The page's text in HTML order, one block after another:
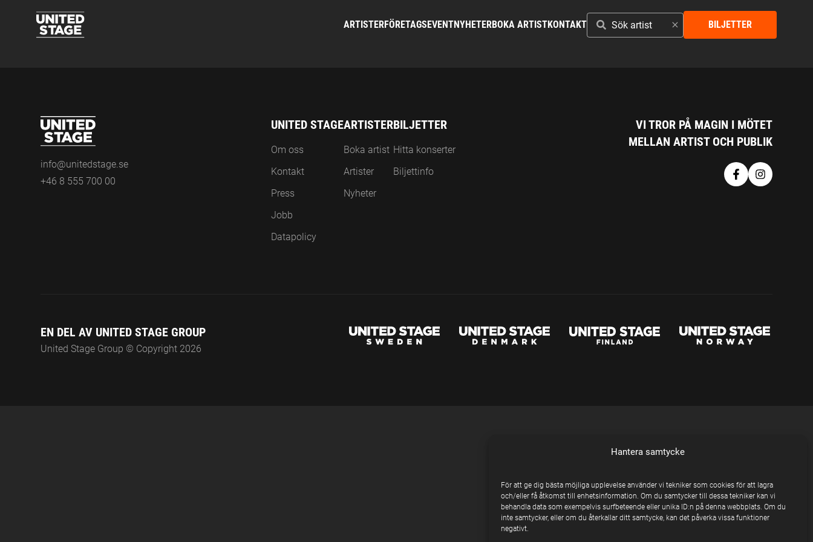
Hantera samtycke
För att ge dig bästa möjliga upplevelse använder vi tekniker som cookies för att lagra
och/eller få åtkomst till enhetsinformation. Om du samtycker till dessa tekniker kan vi
behandla data som exempelvis surfbeteende eller unika ID:n på denna webbplats. Om du
inte samtycker, eller om du återkallar ditt samtycke, kan det påverka vissa funktioner
negativt.
ARTISTERFÖRETAGSEVENTNYHETERBOKA ARTISTKONTAKTSÖK
ARTIST
BILJETTER
info@unitedstage.se
+46 8 555 700 00
UNITED STAGE
Om oss
Kontakt
Press
Jobb
Datapolicy
ARTISTER
Boka artist
Artister
Nyheter
BILJETTER
Hitta konserter
Biljettinfo
VI TROR PÅ MAGIN I MÖTET
MELLAN ARTIST OCH PUBLIK
EN DEL AV UNITED STAGE GROUP
United Stage Group © Copyright 2026